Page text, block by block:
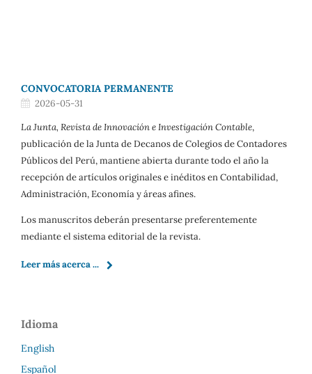
CONVOCATORIA PERMANENTE
2026-05-31
La Junta, Revista de Innovación e Investigación Contable,
publicación de la Junta de Decanos de Colegios de Contadores
Públicos del Perú, mantiene abierta durante todo el año la
recepción de artículos originales e inéditos en Contabilidad,
Administración, Economía y áreas afines.
Los manuscritos deberán presentarse preferentemente
mediante el sistema editorial de la revista.
Leer más acerca ...
Idioma
English
Español